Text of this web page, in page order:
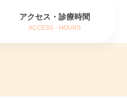
アクセス・診療時間
ACCESS・HOURS